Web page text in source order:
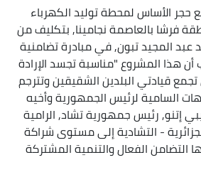
الأساس لمحطة توليد الكهرباء
فرشا بالعاصمة نجامينا, بتكليف من
المجيد تبون, في مبادرة تضامنية
هذا المشروع "مناسبة تجسد الإرادة
قيادتي البلدين الشقيقين وتترجم
السامية لرئيس الجمهورية وأخيه
إتنو, رئيس جمهورية تشاد, الرامية
- التشادية إلى مستوى شراكة
التضامن الفعال والتنمية المشتركة